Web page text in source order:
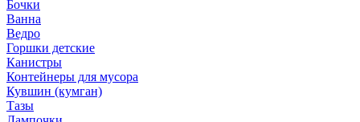
Бочки
Ванна
Ведро
Горшки детские
Канистры
Контейнеры для мусора
Кувшин (кумган)
Тазы